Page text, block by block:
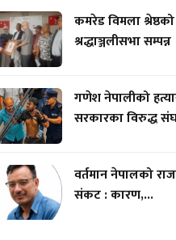
कमरेड विमला श्रेष्ठको
श्रद्धाञ्जलीसभा सम्पन्न
गणेश नेपालीको
सरकारका विरुद्ध
वर्तमान नेपालको
संकट : कारण,...